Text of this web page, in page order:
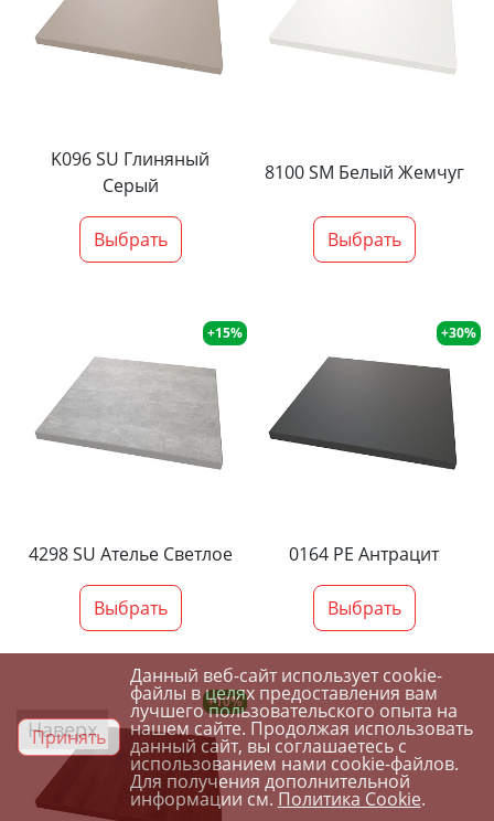
K096 SU Глиняный
Серый
Выбрать
8100 SM Белый Жемчуг
Выбрать
+15%
4298 SU Ателье Светлое
Выбрать
+30%
0164 PE Антрацит
Выбрать
+10%
Наверх
Принять
Данный веб-сайт использует cookie-
файлы в целях предоставления вам
лучшего пользовательского опыта на
нашем сайте. Продолжая использовать
данный сайт, вы соглашаетесь с
использованием нами cookie-файлов.
Для получения дополнительной
информации см.Политика Cookie.